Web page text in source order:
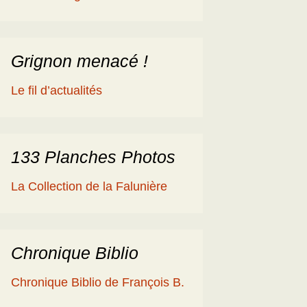
et les fossiles
silicifiée …
les reportages
Grignon menacé !
Le fil d’actualités
133 Planches Photos
La Collection de la Falunière
Chronique Biblio
Chronique Biblio de François B.